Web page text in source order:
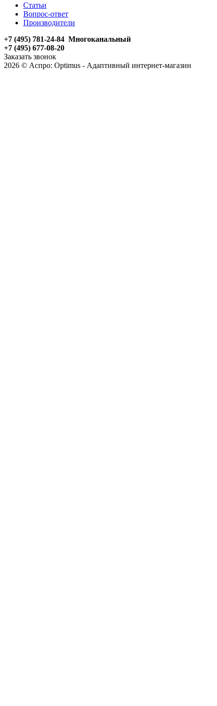
Статьи
Вопрос-ответ
Производители
+7 (495) 781-24-84 Многоканальный
+7 (495) 677-08-20
Заказать звонок
2026 © Аспро: Optimus - Адаптивный интернет-магазин